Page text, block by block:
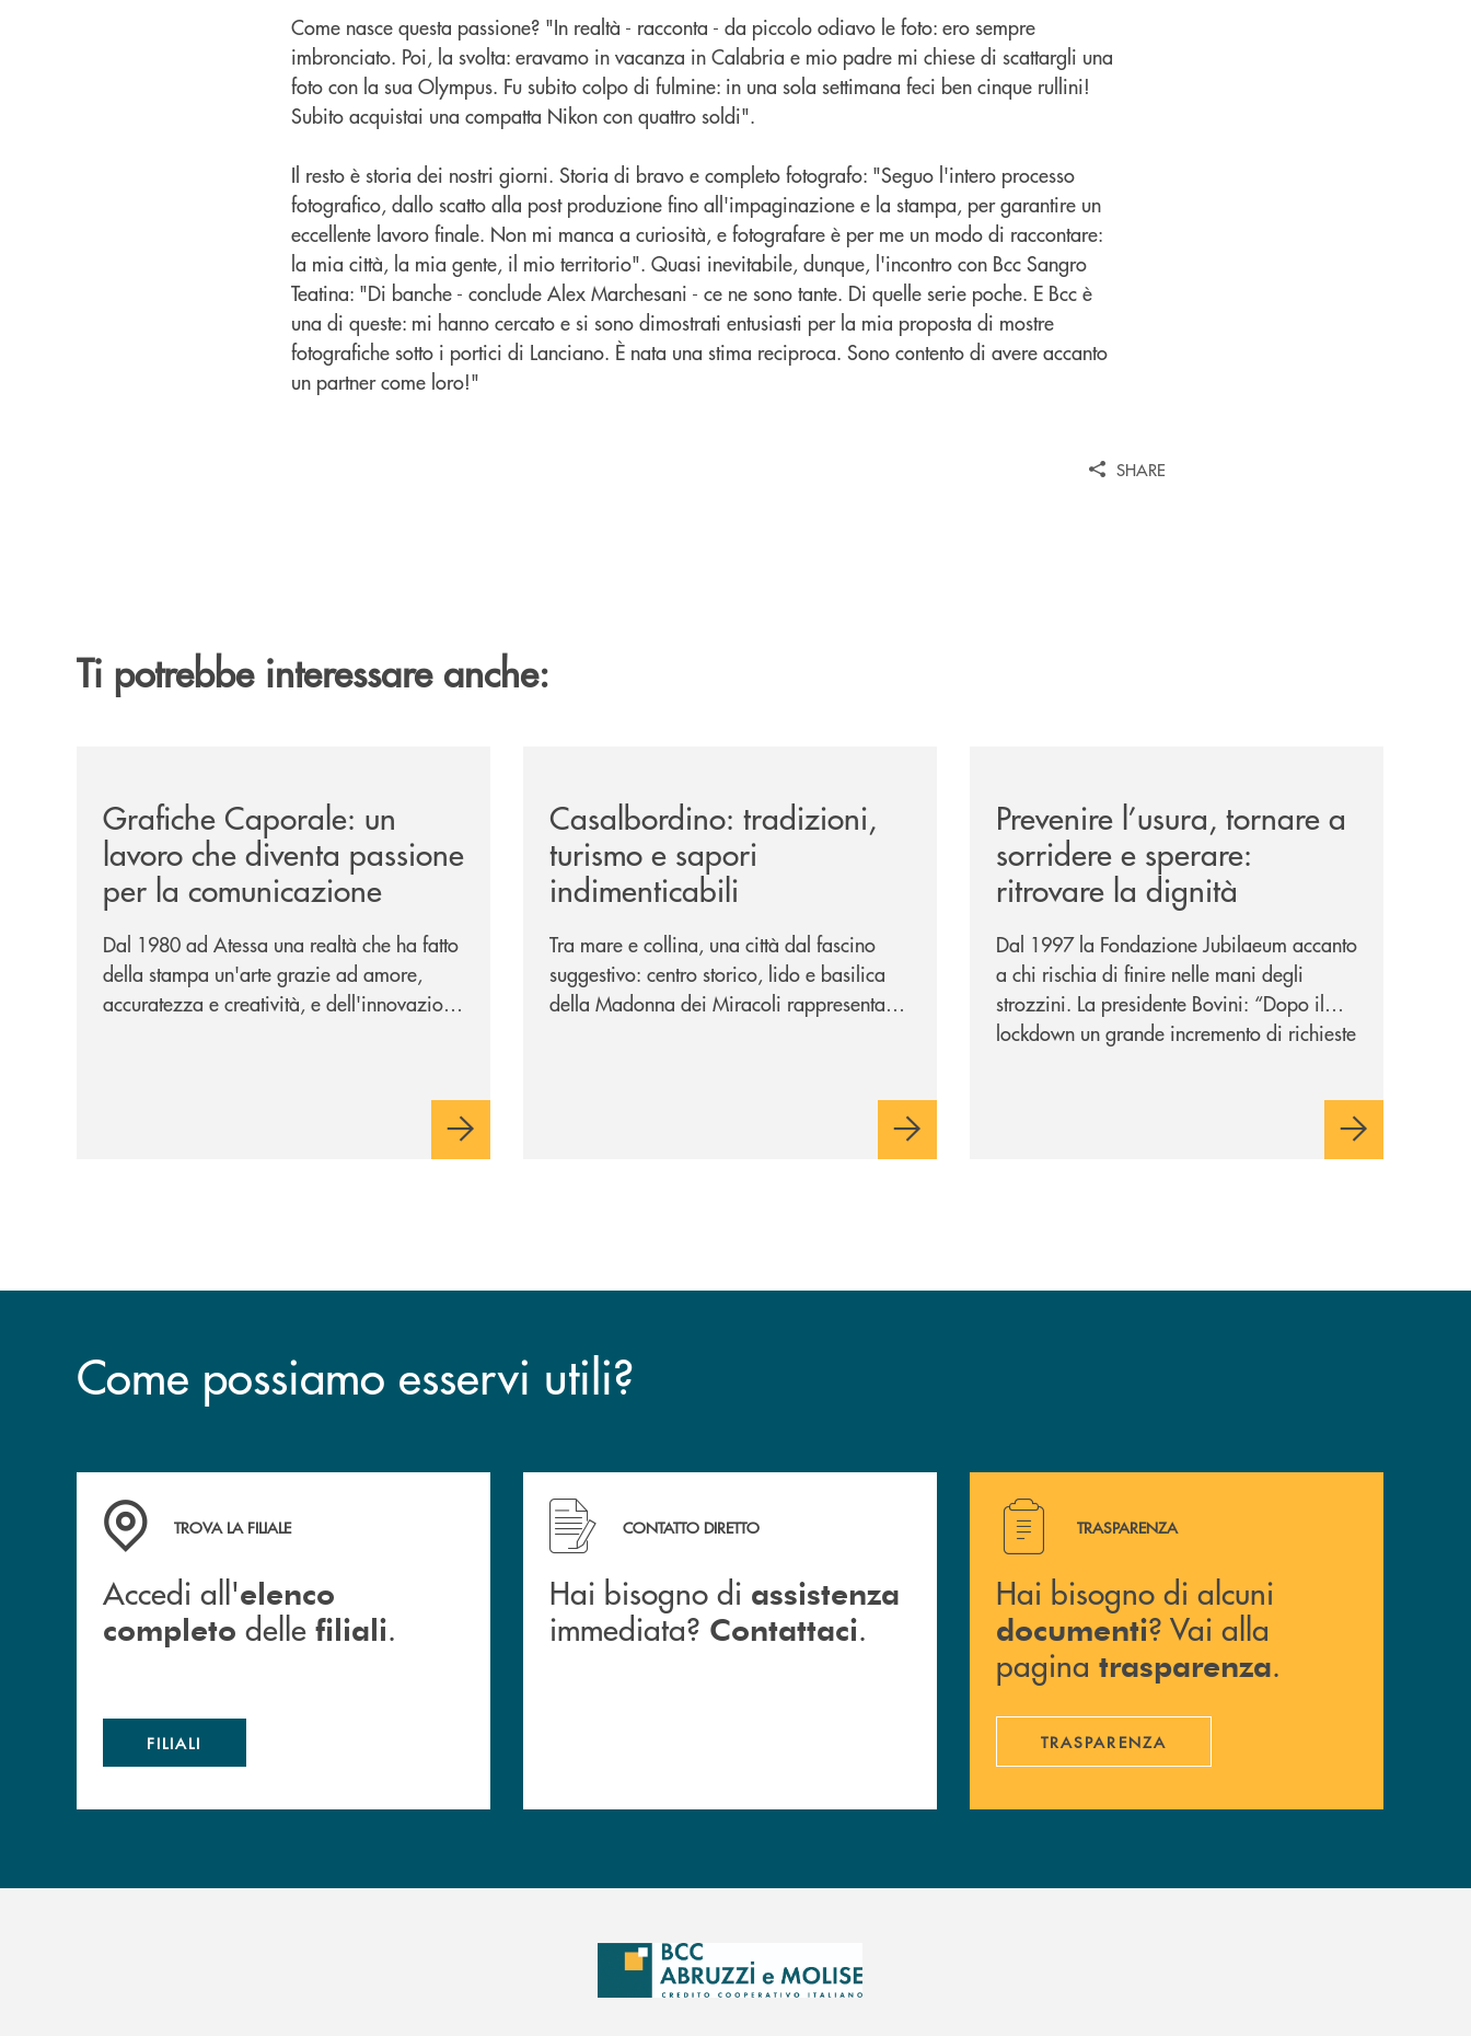
Come nasce questa passione? "In realtà - racconta - da piccolo odiavo le foto: ero sempre
imbronciato. Poi, la svolta: eravamo in vacanza in Calabria e mio padre mi chiese di scattargli una
foto con la sua Olympus. Fu subito colpo di fulmine: in una sola settimana feci ben cinque rullini!
Subito acquistai una compatta Nikon con quattro soldi".
Il resto è storia dei nostri giorni. Storia di bravo e completo fotografo: "Seguo l'intero processo
fotografico, dallo scatto alla post produzione fino all'impaginazione e la stampa, per garantire un
eccellente lavoro finale. Non mi manca a curiosità, e fotografare è per me un modo di raccontare:
la mia città, la mia gente, il mio territorio". Quasi inevitabile, dunque, l'incontro con Bcc Sangro
Teatina: "Di banche - conclude Alex Marchesani - ce ne sono tante. Di quelle serie poche. E Bcc è
una di queste: mi hanno cercato e si sono dimostrati entusiasti per la mia proposta di mostre
fotografiche sotto i portici di Lanciano. È nata una stima reciproca. Sono contento di avere accanto
un partner come loro!"
SHARE
Ti potrebbe interessare anche:
Grafiche Caporale: un
lavoro che diventa passione
per la comunicazione
Dal 1980 ad Atessa una realtà che ha fatto
della stampa un'arte grazie ad amore,
accuratezza e creatività, e dell'innovazione
Casalbordino: tradizioni,
turismo e sapori
indimenticabili
Tra mare e collina, una città dal fascino
suggestivo: centro storico, lido e basilica
della Madonna dei Miracoli rappresentano
Prevenire l’usura, tornare a
sorridere e sperare:
ritrovare la dignità
Dal 1997 la Fondazione Jubilaeum accanto
a chi rischia di finire nelle mani degli
strozzini. La presidente Bovini: “Dopo il
lockdown un grande incremento di richieste
Come possiamo esservi utili?
Accedi all' elenco completo delle filiali .
TROVA LA FILIALE
Accedi all'elenco
completo delle filiali.
FILIALI
CONTATTO DIRETTO
Hai bisogno di assistenza
immediata? Contattaci.
Hai bisogno di alcuni documenti ? Vai alla pagina
TRASPARENZA
Hai bisogno di alcuni
documenti? Vai alla
pagina trasparenza.
TRASPARENZA